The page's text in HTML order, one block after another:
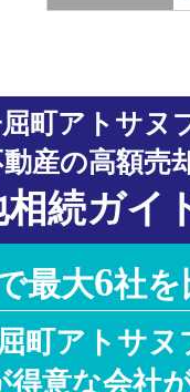
町アトサヌ
産の高額売
続ガイ
最大6社を
町アトサヌ
意な会社